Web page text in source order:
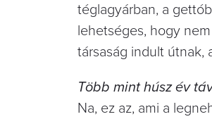
téglagyárban, a
lehetséges, hogy
társaság indult útnak,
Több mint húsz év
Na, ez az, ami a